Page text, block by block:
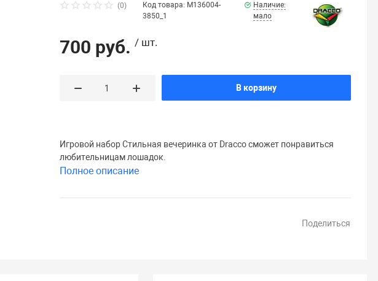
(0)
Код товара: M136004-
3850_1
Наличие:
мало
700 руб. / шт.
В корзину
Игровой набор Стильная вечеринка от Dracco сможет понравиться
любительницам лошадок.
Полное описание
Поделиться